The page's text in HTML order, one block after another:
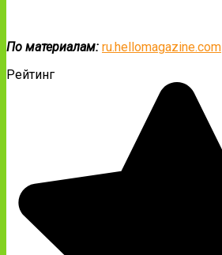
По материалам: ru.hellomagazine.com
Рейтинг